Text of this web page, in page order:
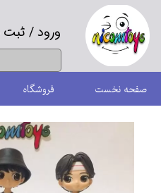
ورود/ ثبت
حساب کاربری من
تغییر گذر واژه
سفارشات
خروج از حساب کاربری
صفحه نخست فروشگاه